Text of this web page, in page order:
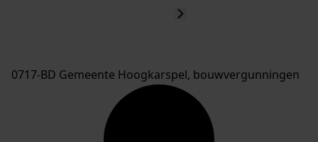
0717-BD Gemeente Hoogkarspel, bouwvergunningen